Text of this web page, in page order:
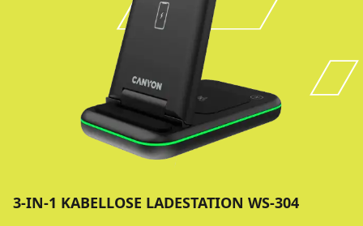
3-IN-1 KABELLOSE LADESTATION WS-304